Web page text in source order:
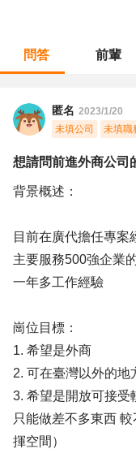
問答 前輩
匿名 2023/1/20
未填公司
未填職
想請問前進外商公司
背景概述：
目前在廣代擔任專案
主要服務500強企業
一年多工作經驗
崗位目標：
1. 希望是外商
2. 可在臺灣以外的地
3. 希望是開放可接受
只能做差不多東西
揮空間）